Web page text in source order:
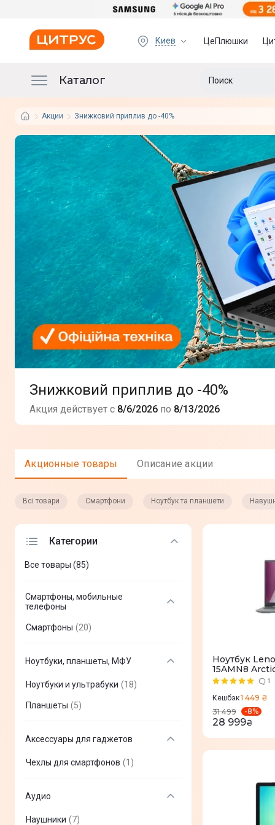
Киев ЦеПлюшки
Каталог
Акции Знижковий приплив до -40%
Знижковий приплив до -40%
Акция действует с 8/6/2026 по 8/13/2026
Акционные товары Описание акции
Всі товари Смартфони Ноутбук та планшети
Категории
Все товары (85)
Смартфоны, мобильные
телефоны
Смартфоны (20)
Ноутбуки, планшеты, МФУ
Ноутбуки и ультрабуки (18)
Планшеты (5)
Аксессуары для гаджетов
Чехлы для смартфонов (1)
Аудио
Наушники (7)
Ноутбук
15AMN8
1
Кешбэк1 449 ₴
31 499
-8%
28 999₴